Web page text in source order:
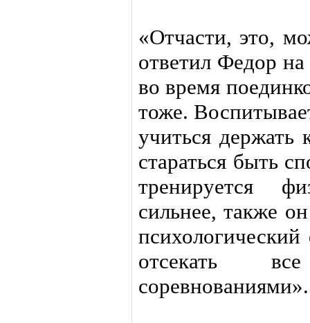
«Отчасти, это,
ответил Федор
во время
тоже.
учиться держать
стараться быть
тренируется
сильнее, также
отсекать
соревнованиями».